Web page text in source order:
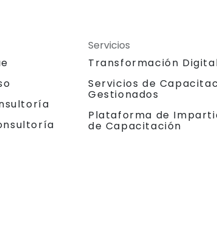
Servicios
Transformación
Servicios de
Gestionados
Plataforma de
de Capacitación